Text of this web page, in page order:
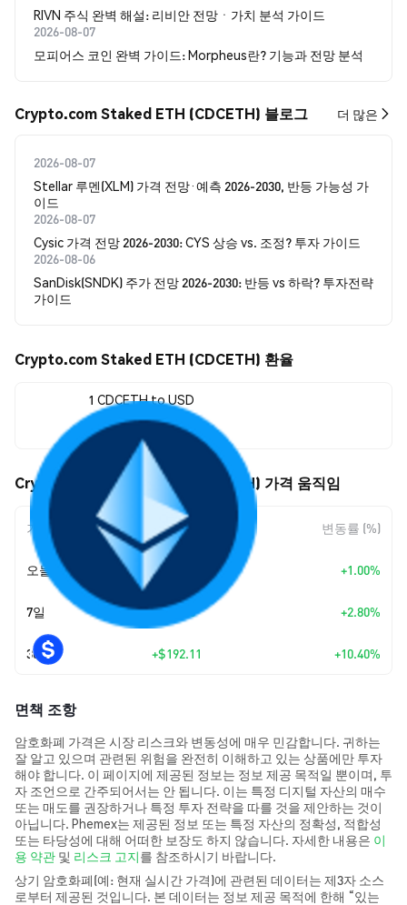
RIVN 주식 완벽 해설: 리비안 전망ㆍ가치 분석 가이드
2026-08-07
모피어스 코인 완벽 가이드: Morpheus란? 기능과 전망 분석
Crypto.com Staked ETH (CDCETH) 블로그 더 많은
2026-08-07
Stellar 루멘(XLM) 가격 전망·예측 2026-2030, 반등 가능성 가
이드
2026-08-07
Cysic 가격 전망 2026-2030: CYS 상승 vs. 조정? 투자 가이드
2026-08-06
SanDisk(SNDK) 주가 전망 2026-2030: 반등 vs 하락? 투자전략
가이드
Crypto.com Staked ETH (CDCETH) 환율
1 CDCETH to USD
$2,039.32
Crypto.com Staked ETH (CDCETH) 가격 움직임
기간 변동 폭 변동률 (%)
오늘 +$20.19 +1.00%
7일 +$55.55 +2.80%
30일 +$192.11 +10.40%
면책 조항
암호화폐 가격은 시장 리스크와 변동성에 매우 민감합니다. 귀하는
잘 알고 있으며 관련된 위험을 완전히 이해하고 있는 상품에만 투자
해야 합니다. 이 페이지에 제공된 정보는 정보 제공 목적일 뿐이며, 투
자 조언으로 간주되어서는 안 됩니다. 이는 특정 디지털 자산의 매수
또는 매도를 권장하거나 특정 투자 전략을 따를 것을 제안하는 것이
아닙니다. Phemex는 제공된 정보 또는 특정 자산의 정확성, 적합성
또는 타당성에 대해 어떠한 보장도 하지 않습니다. 자세한 내용은 이
용 약관 및 리스크 고지를 참조하시기 바랍니다.
상기 암호화폐(예: 현재 실시간 가격)에 관련된 데이터는 제3자 소스
로부터 제공된 것입니다. 본 데이터는 정보 제공 목적에 한해 “있는